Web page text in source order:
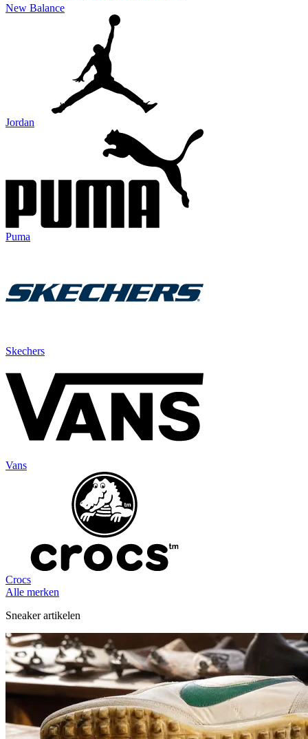
New Balance
Jordan
Puma
Skechers
Vans
Crocs
Alle merken
Sneaker artikelen